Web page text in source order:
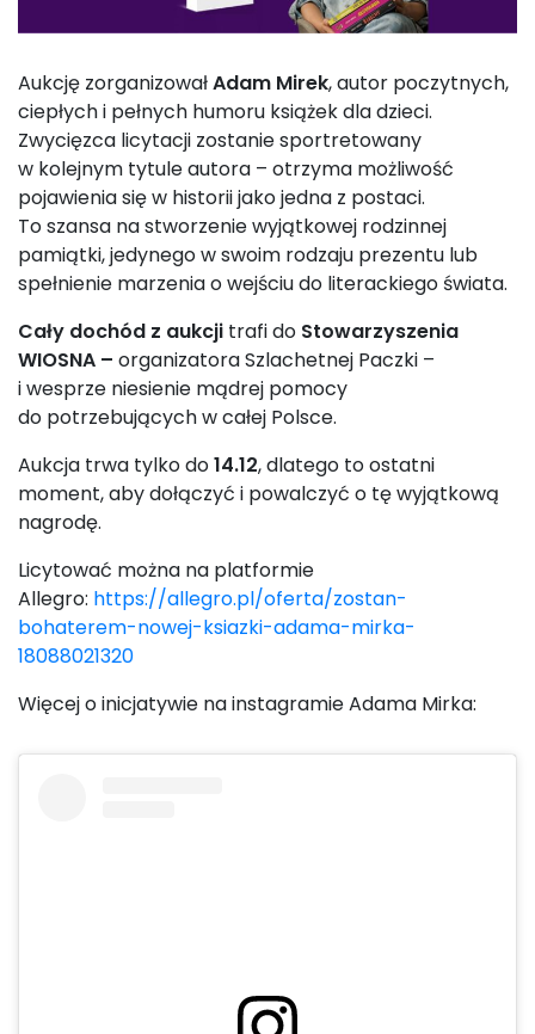
Aukcję zorganizowałAdam Mirek, autor poczytnych,
ciepłych i pełnych humoru książek dla dzieci.
Zwycięzca licytacji zostanie sportretowany
w kolejnym tytule autora – otrzyma możliwość
pojawienia się w historii jako jedna z postaci.
To szansa na stworzenie wyjątkowej rodzinnej
pamiątki, jedynego w swoim rodzaju prezentu lub
spełnienie marzenia o wejściu do literackiego świata.
Cały dochód z aukcji trafi do Stowarzyszenia
WIOSNA – organizatora Szlachetnej Paczki –
i wesprze niesienie mądrej pomocy
do potrzebujących w całej Polsce.
Aukcja trwa tylko do14.12, dlatego to ostatni
moment, aby dołączyć i powalczyć o tę wyjątkową
nagrodę.
Licytować można na platformie
Allegro: https://allegro.pl/oferta/zostan-
bohaterem-nowej-ksiazki-adama-mirka-
18088021320
Więcej o inicjatywie na instagramie Adama Mirka: